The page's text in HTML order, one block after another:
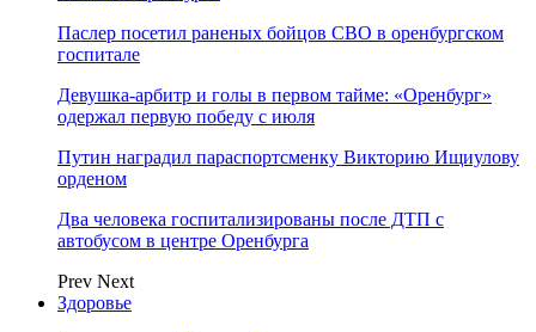
Паслер посетил раненых бойцов СВО в оренбургском
госпитале
Девушка-арбитр и голы в первом тайме: «Оренбург»
одержал первую победу с июля
Путин наградил параспортсменку Викторию Ищиулову
орденом
Два человека госпитализированы после ДТП с
автобусом в центре Оренбурга
Prev Next
Здоровье